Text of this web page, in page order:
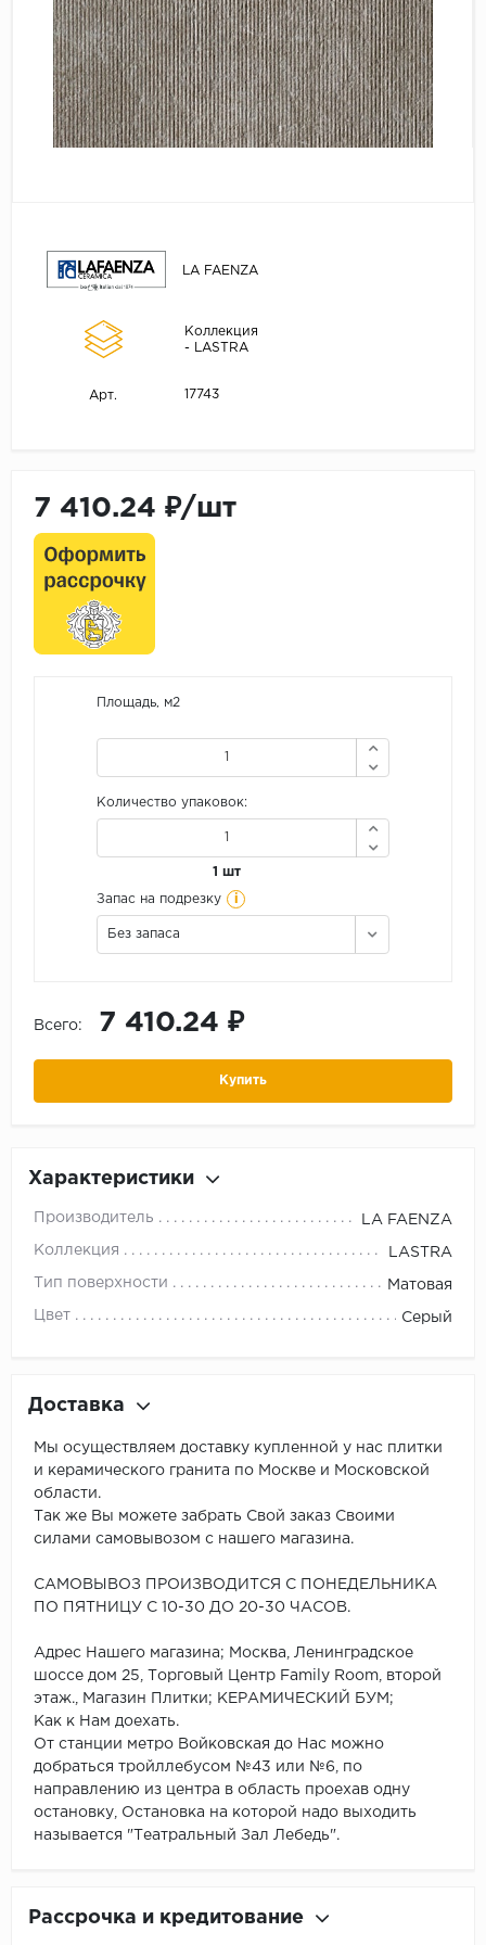
LA FAENZA
Коллекция
- LASTRA
Арт. 17743
7 410.24 ₽/шт
Площадь, м2
Количество упаковок:
1 шт
Запас на подрезку i
Без запаса
Всего: 7 410.24 ₽
Купить
Характеристики
Производитель LA FAENZA
Коллекция LASTRA
Тип поверхности Матовая
Цвет Серый
Доставка
Мы осуществляем доставку купленной у нас плитки
и керамического гранита по Москве и Московской
области.
Так же Вы можете забрать Свой заказ Своими
силами самовывозом с нашего магазина.
САМОВЫВОЗ ПРОИЗВОДИТСЯ С ПОНЕДЕЛЬНИКА
ПО ПЯТНИЦУ С 10-30 ДО 20-30 ЧАСОВ.
Адрес Нашего магазина; Москва, Ленинградское
шоссе дом 25, Торговый Центр Family Room, второй
этаж., Магазин Плитки; КЕРАМИЧЕСКИЙ БУМ;
Как к Нам доехать.
От станции метро Войковская до Нас можно
добраться тройллебусом №43 или №6, по
направлению из центра в область проехав одну
остановку, Остановка на которой надо выходить
называется "Театральный Зал Лебедь".
Рассрочка и кредитование